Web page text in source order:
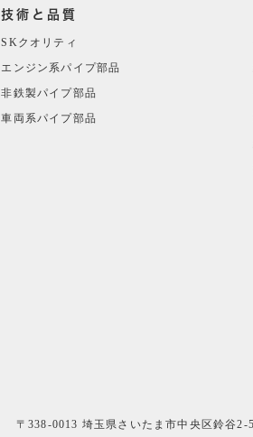
技術と品質
SKクオリティ
エンジン系パイプ部品
非鉄製パイプ部品
車両系パイプ部品
〒338-0013 埼玉県さいたま市中央区鈴谷2-